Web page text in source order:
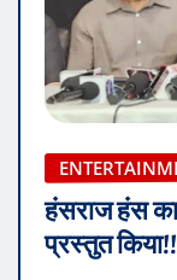
हंसराज हंस का
प्रस्तुत